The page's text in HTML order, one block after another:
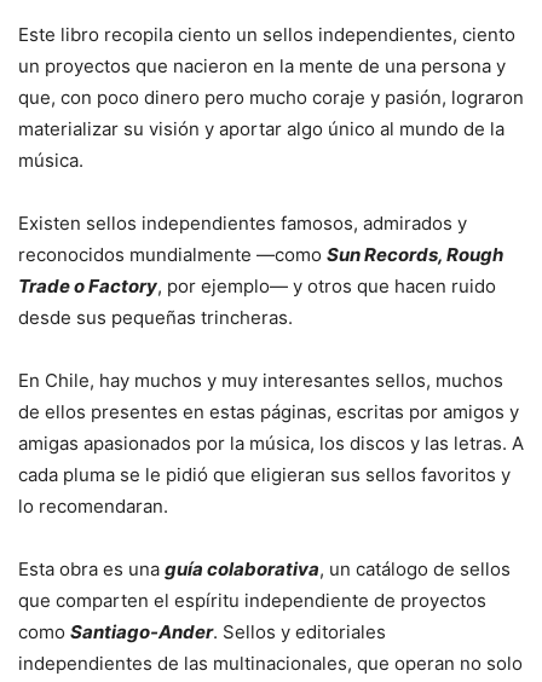
Este libro recopila ciento un sellos independientes, ciento
un proyectos que nacieron en la mente de una persona y
que, con poco dinero pero mucho coraje y pasión, lograron
materializar su visión y aportar algo único al mundo de la
música.
Existen sellos independientes famosos, admirados y
reconocidos mundialmente —como Sun Records, Rough
Trade o Factory, por ejemplo— y otros que hacen ruido
desde sus pequeñas trincheras.
En Chile, hay muchos y muy interesantes sellos, muchos
de ellos presentes en estas páginas, escritas por amigos y
amigas apasionados por la música, los discos y las letras. A
cada pluma se le pidió que eligieran sus sellos favoritos y
lo recomendaran.
Esta obra es una guía colaborativa, un catálogo de sellos
que comparten el espíritu independiente de proyectos
como Santiago-Ander. Sellos y editoriales
independientes de las multinacionales, que operan no solo